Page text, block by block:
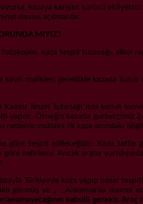
kazaya karışan sürücü
davası açılmalıdır.
MIYIZ?
kaza tespit tutanağı,
malikleri genellikle kazada kusur
Tespit Tutanağı“nda kolluk
Örneğin kazada
nedenle mutlaka ilk kaza anındaki
göre tespit edileceğidir. Kaza tatile
göre belirlenir. Ancak araba
Türkiye’de kaza yapıp hasar
ve „ …Almanya’da ikamet
kabulü gerekir.